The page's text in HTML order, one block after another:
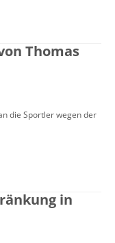
Thomas
die Sportler wegen der
in